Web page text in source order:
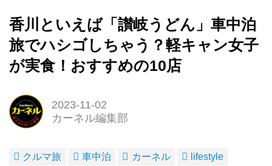
香川といえば「讃岐うどん」車中泊
旅でハシゴしちゃう？軽キャン女子
が実食！おすすめの10店
2023-11-02
カーネル編集部
クルマ旅 車中泊 カーネル lifestyle